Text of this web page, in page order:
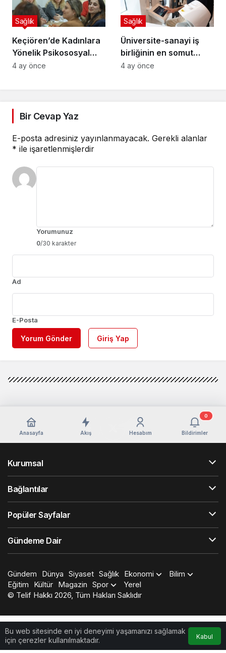
Keçiören’de Kadınlara
Yönelik Psikososyal
Destek Programı
Sağlık
4 ay önce
Üniversite-sanayi iş
birliğinin en somut
örneği: eCliniq
Sağlık
4 ay önce
Bir Cevap Yaz
E-posta adresiniz yayınlanmayacak. Gerekli alanlar
* ile işaretlenmişlerdir
Yorumunuz
0/30 karakter
Ad
E-Posta
Yorum Gönder Giriş Yap
Bu web sitesinde en iyi deneyimi yaşamanızı sağlamak
için çerezler kullanılmaktadır.
Kabul
Anasayfa Akış Hesabım Bildirimler
0
Kurumsal
Bağlantılar
Popüler Sayfalar
Gündeme Dair
Gündem Dünya Siyaset Sağlık Ekonomi
Bilim
Eğitim
Kültür Magazin Spor
Yerel
© Telif Hakkı 2026, Tüm Hakları Saklıdır